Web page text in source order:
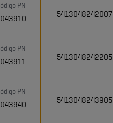
PN
5413048242007
PN
5413048242205
PN
5413048243905